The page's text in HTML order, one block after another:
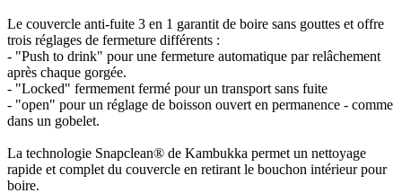
Le couvercle anti-fuite 3 en 1 garantit de boire sans gouttes et offre
trois réglages de fermeture différents :
- "Push to drink" pour une fermeture automatique par relâchement
après chaque gorgée.
- "Locked" fermement fermé pour un transport sans fuite
- "open" pour un réglage de boisson ouvert en permanence - comme
dans un gobelet.
La technologie Snapclean® de Kambukka permet un nettoyage
rapide et complet du couvercle en retirant le bouchon intérieur pour
boire.